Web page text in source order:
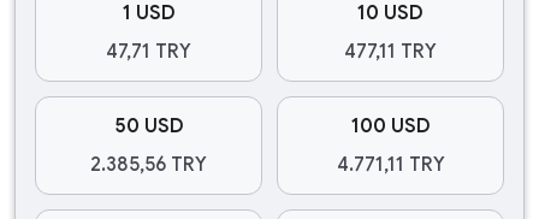
1 USD
47,71 TRY
10 USD
477,11 TRY
50 USD
2.385,56 TRY
100 USD
4.771,11 TRY